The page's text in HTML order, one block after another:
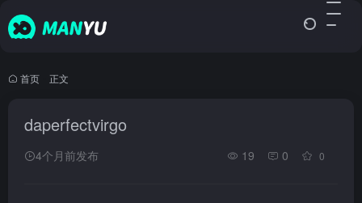
首页 正文
daperfectvirgo
4个月前发布 19 0 0